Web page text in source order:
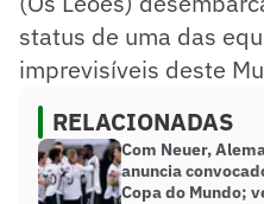
status de uma das
imprevisíveis deste
RELACIONADAS
Com Neuer,
anuncia
Copa do Mundo;